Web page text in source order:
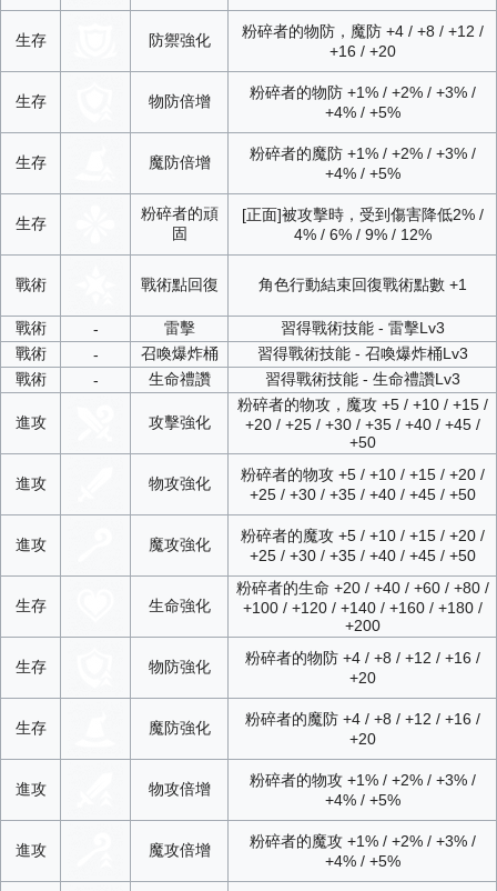
生存 防禦強化
粉碎者的物防，魔防 +4 / +8 / +12 /
+16 / +20
生存 物防倍增
粉碎者的物防 +1% / +2% / +3% /
+4% / +5%
生存 魔防倍增
粉碎者的魔防 +1% / +2% / +3% /
+4% / +5%
生存
粉碎者的頑
固
[正面]被攻擊時，受到傷害降低2% /
4% / 6% / 9% / 12%
戰術 戰術點回復 角色行動結束回復戰術點數 +1
戰術 - 雷擊
習得戰術技能 - 雷擊Lv3
戰術
- 召喚爆炸桶
習得戰術技能 - 召喚爆炸桶Lv3
戰術
- 生命禮讚 習得戰術技能 - 生命禮讚Lv3
進攻 攻擊強化
粉碎者的物攻，魔攻 +5 / +10 / +15 /
+20 / +25 / +30 / +35 / +40 / +45 /
+50
進攻 物攻強化
粉碎者的物攻 +5 / +10 / +15 / +20 /
+25 / +30 / +35 / +40 / +45 / +50
進攻 魔攻強化
粉碎者的魔攻 +5 / +10 / +15 / +20 /
+25 / +30 / +35 / +40 / +45 / +50
生存 生命強化
粉碎者的生命 +20 / +40 / +60 / +80 /
+100 / +120 / +140 / +160 / +180 /
+200
生存 物防強化
粉碎者的物防 +4 / +8 / +12 / +16 /
+20
生存 魔防強化
粉碎者的魔防 +4 / +8 / +12 / +16 /
+20
進攻 物攻倍增
粉碎者的物攻 +1% / +2% / +3% /
+4% / +5%
進攻 魔攻倍增
粉碎者的魔攻 +1% / +2% / +3% /
+4% / +5%